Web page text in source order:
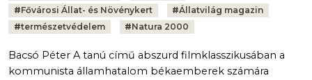
#Fővárosi Állat- és Növénykert #Állatvilág magazin
#természetvédelem #Natura 2000
Bacsó Péter A tanú című abszurd filmklasszikusában a
kommunista államhatalom békaemberek számára